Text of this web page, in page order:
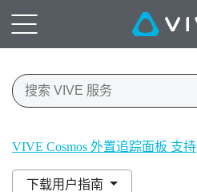
VIVE Cosmos 外置追踪面板 支持
下载用户指南